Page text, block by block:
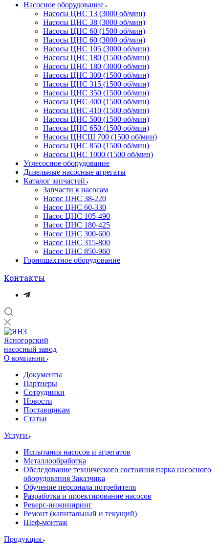
Насосное оборудование
Насосы ЦНС 13 (3000 об/мин)
Насосы ЦНС 38 (3000 об/мин)
Насосы ЦНС 60 (1500 об/мин)
Насосы ЦНС 60 (3000 об/мин)
Насосы ЦНС 105 (3000 об/мин)
Насосы ЦНС 180 (1500 об/мин)
Насосы ЦНС 180 (3000 об/мин)
Насосы ЦНС 300 (1500 об/мин)
Насосы ЦНС 315 (1500 об/мин)
Насосы ЦНС 350 (1500 об/мин)
Насосы ЦНС 400 (1500 об/мин)
Насосы ЦНС 410 (1500 об/мин)
Насосы ЦНС 500 (1500 об/мин)
Насосы ЦНС 650 (1500 об/мин)
Насосы ЦНСШ 700 (1500 об/мин)
Насосы ЦНС 850 (1500 об/мин)
Насосы ЦНС 1000 (1500 об/мин)
Углесосное оборудование
Дизельные насосные агрегаты
Каталог запчастей
Запчасти к насосам
Насос ЦНС 38-220
Насос ЦНС 60-330
Насос ЦНС 105-490
Насос ЦНС 180-425
Насос ЦНС 300-600
Насос ЦНС 315-800
Насос ЦНС 850-960
Горношахтное оборудование
Контакты
Ясногорский
насосный завод
О компании
Документы
Партнеры
Сотрудники
Новости
Поставщикам
Статьи
Услуги
Испытания насосов и агрегатов
Металлообработка
Обследование технического состояния парка насосного
оборудования Заказчика
Обучение персонала потребителя
Разработка и проектирование насосов
Реверс-инжиниринг
Ремонт (капитальный и текущий)
Шеф-монтаж
Продукция